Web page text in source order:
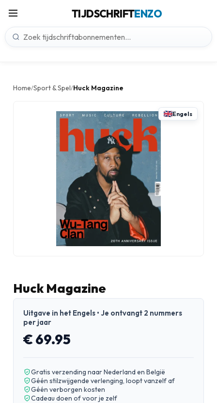
TIJDSCHRIFTENZO
Home/Sport & Spel/Huck Magazine
Engels
Huck Magazine
Uitgave in het Engels • Je ontvangt 2 nummers
per jaar
€ 69.95
Gratis verzending naar Nederland en België
Géén stilzwijgende verlenging, loopt vanzelf af
Géén verborgen kosten
Cadeau doen of voor je zelf